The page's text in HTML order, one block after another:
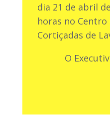
dia 21 de abril
horas no
Cortiçadas de
O